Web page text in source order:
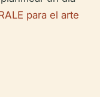
para el arte